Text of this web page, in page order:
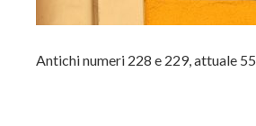
Antichi numeri 228 e 229, attuale 55